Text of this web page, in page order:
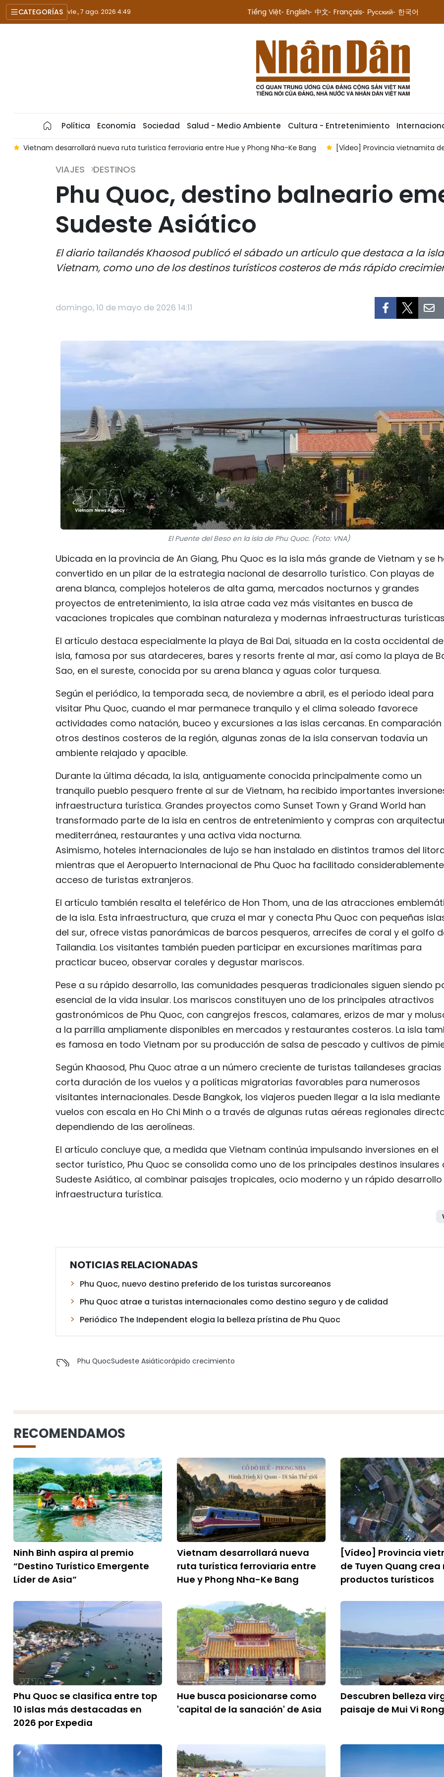
CATEGORÍAS vie., 7 ago. 2026 4:49 Tiếng Việt English 中文 Français Русский 한국어
Política Economía Sociedad Salud - Medio Ambiente Cultura - Entretenimiento
nueva ruta turística ferroviaria entre Hue y Phong Nha-Ke Bang [Vídeo] Provincia vietnamita de Tuyen Quang
VIAJES DESTINOS
Phu Quoc, destino balneario
Sudeste Asiático
El diario tailandés Khaosod publicó el sábado un artículo que destaca a la isla
Vietnam, como uno de los destinos turísticos costeros de más rápido
domingo, 10 de mayo de 2026 14:11
El Puente del Beso en la isla de Phu Quoc. (Foto: VNA)
Ubicada en la provincia de An Giang, Phu Quoc es la isla más grande de Vietnam y se
convertido en un pilar de la estrategia nacional de desarrollo turístico. Con playas de
arena blanca, complejos hoteleros de alta gama, mercados nocturnos y grandes
proyectos de entretenimiento, la isla atrae cada vez más visitantes en busca de
vacaciones tropicales que combinan naturaleza y modernas infraestructuras
El artículo destaca especialmente la playa de Bai Dai, situada en la costa occidental
isla, famosa por sus atardeceres, bares y resorts frente al mar, así como la playa de
Sao, en el sureste, conocida por su arena blanca y aguas color turquesa.
Según el periódico, la temporada seca, de noviembre a abril, es el período ideal para
visitar Phu Quoc, cuando el mar permanece tranquilo y el clima soleado favorece
actividades como natación, buceo y excursiones a las islas cercanas. En comparación
otros destinos costeros de la región, algunas zonas de la isla conservan todavía un
ambiente relajado y apacible.
Durante la última década, la isla, antiguamente conocida principalmente como un
tranquilo pueblo pesquero frente al sur de Vietnam, ha recibido importantes
infraestructura turística. Grandes proyectos como Sunset Town y Grand World han
transformado parte de la isla en centros de entretenimiento y compras con
mediterránea, restaurantes y una activa vida nocturna.
Asimismo, hoteles internacionales de lujo se han instalado en distintos tramos del
mientras que el Aeropuerto Internacional de Phu Quoc ha facilitado
acceso de turistas extranjeros.
El artículo también resalta el teleférico de Hon Thom, una de las atracciones
de la isla. Esta infraestructura, que cruza el mar y conecta Phu Quoc con pequeñas
del sur, ofrece vistas panorámicas de barcos pesqueros, arrecifes de coral y el golfo
Tailandia. Los visitantes también pueden participar en excursiones marítimas para
practicar buceo, observar corales y degustar mariscos.
Pese a su rápido desarrollo, las comunidades pesqueras tradicionales siguen siendo
esencial de la vida insular. Los mariscos constituyen uno de los principales atractivos
gastronómicos de Phu Quoc, con cangrejos frescos, calamares, erizos de mar y
a la parrilla ampliamente disponibles en mercados y restaurantes costeros. La isla
es famosa en todo Vietnam por su producción de salsa de pescado y cultivos de
Según Khaosod, Phu Quoc atrae a un número creciente de turistas tailandeses gracias
corta duración de los vuelos y a políticas migratorias favorables para numerosos
visitantes internacionales. Desde Bangkok, los viajeros pueden llegar a la isla mediante
vuelos con escala en Ho Chi Minh o a través de algunas rutas aéreas regionales
dependiendo de las aerolíneas.
El artículo concluye que, a medida que Vietnam continúa impulsando inversiones en el
sector turístico, Phu Quoc se consolida como uno de los principales destinos insulares
Sudeste Asiático, al combinar paisajes tropicales, ocio moderno y un rápido
infraestructura turística.
NOTICIAS RELACIONADAS
Phu Quoc, nuevo destino preferido de los turistas surcoreanos
Phu Quoc atrae a turistas internacionales como destino seguro y de calidad
Periódico The Independent elogia la belleza prístina de Phu Quoc
Phu QuocSudeste Asiáticorápido crecimiento
RECOMENDAMOS
Ninh Binh aspira al premio
“Destino Turístico Emergente
Líder de Asia”
Vietnam desarrollará nueva
ruta turística ferroviaria entre
Hue y Phong Nha-Ke Bang
[Vídeo] Provincia
de Tuyen Quang crea
productos turísticos
Phu Quoc se clasifica entre top
10 islas más destacadas en
2026 por Expedia
Hue busca posicionarse como
'capital de la sanación' de Asia
Descubren belleza
paisaje de Mui Vi Rong